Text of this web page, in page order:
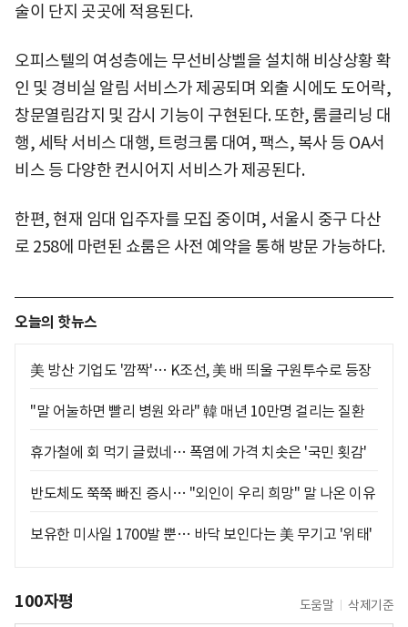
술이 단지 곳곳에 적용된다.
오피스텔의 여성층에는 무선비상벨을 설치해 비상상황 확
인 및 경비실 알림 서비스가 제공되며 외출 시에도 도어락,
창문열림감지 및 감시 기능이 구현된다. 또한, 룸클리닝 대
행, 세탁 서비스 대행, 트렁크룸 대여, 팩스, 복사 등 OA서
비스 등 다양한 컨시어지 서비스가 제공된다.
한편, 현재 임대 입주자를 모집 중이며, 서울시 중구 다산
로 258에 마련된 쇼룸은 사전 예약을 통해 방문 가능하다.
오늘의 핫뉴스
美 방산 기업도 '깜짝'… K조선, 美 배 띄울 구원투수로 등장
"말 어눌하면 빨리 병원 와라" 韓 매년 10만명 걸리는 질환
휴가철에 회 먹기 글렀네… 폭염에 가격 치솟은 '국민 횟감'
반도체도 쭉쭉 빠진 증시… "외인이 우리 희망" 말 나온 이유
보유한 미사일 1700발 뿐… 바닥 보인다는 美 무기고 '위태'
100자평 도움말 삭제기준